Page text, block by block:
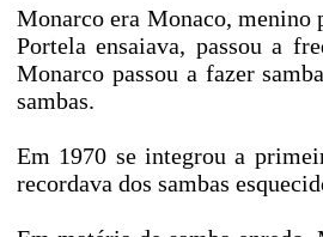
Monarco era Monaco, menino
Portela ensaiava, passou a
Monarco passou a fazer
sambas.
Em 1970 se integrou a
recordava dos sambas